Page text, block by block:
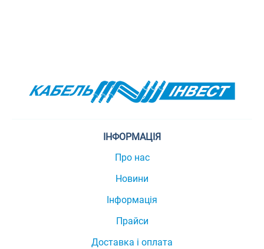
ІНФОРМАЦІЯ
Про нас
Новини
Інформація
Прайси
Доставка і оплата